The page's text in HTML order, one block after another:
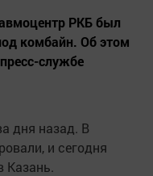
РКБ был
комбайн. Об этом
службе
дня назад. В
и сегодня
Казань.